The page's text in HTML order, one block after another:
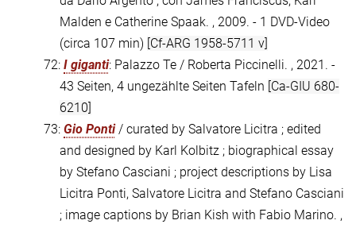
Malden e Catherine Spaak. , 2009. - 1 DVD-Video
(circa 107 min) [Cf-ARG 1958-5711 v]
72: I giganti: Palazzo Te / Roberta Piccinelli. , 2021. -
43 Seiten, 4 ungezählte Seiten Tafeln [Ca-GIU 680-
6210]
73: Gio Ponti/ curated by Salvatore Licitra ; edited
and designed by Karl Kolbitz ; biographical essay
by Stefano Casciani ; project descriptions by Lisa
Licitra Ponti, Salvatore Licitra and Stefano Casciani
; image captions by Brian Kish with Fabio Marino. ,